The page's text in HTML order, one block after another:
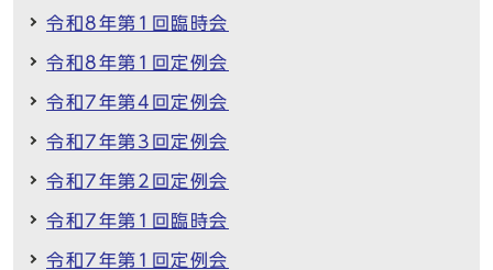
令和8年第1回臨時会
令和8年第1回定例会
令和7年第4回定例会
令和7年第3回定例会
令和7年第2回定例会
令和7年第1回臨時会
令和7年第1回定例会